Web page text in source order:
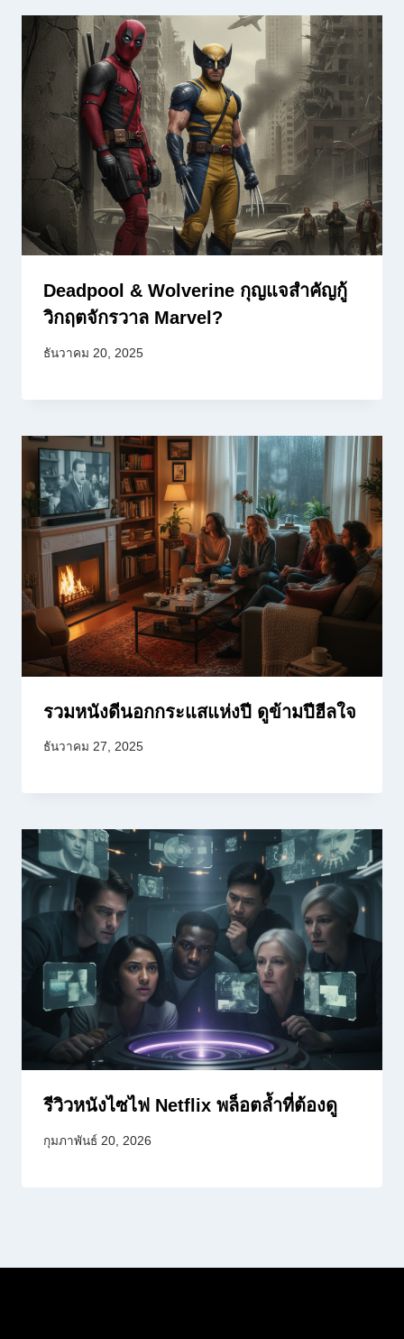
Deadpool & Wolverine กุญแจสำคัญกู้
วิกฤตจักรวาล Marvel?
ธันวาคม 20, 2025
รวมหนังดีนอกกระแสแห่งปี ดูข้ามปีฮีลใจ
ธันวาคม 27, 2025
รีวิวหนังไซไฟ Netflix พล็อตล้ำที่ต้องดู
กุมภาพันธ์ 20, 2026